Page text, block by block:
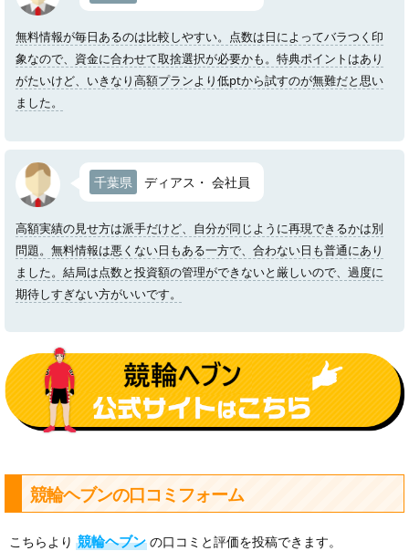
無料情報が毎日あるのは比較しやすい。点数は日によってバラつく印
象なので、資金に合わせて取捨選択が必要かも。特典ポイントはあり
がたいけど、いきなり高額プランより低ptから試すのが無難だと思い
ました。
千葉県 ディアス・ 会社員
高額実績の見せ方は派手だけど、自分が同じように再現できるかは別
問題。無料情報は悪くない日もある一方で、合わない日も普通にあり
ました。結局は点数と投資額の管理ができないと厳しいので、過度に
期待しすぎない方がいいです。
競輪ヘブンの口コミフォーム
こちらより 競輪ヘブン の口コミと評価を投稿できます。